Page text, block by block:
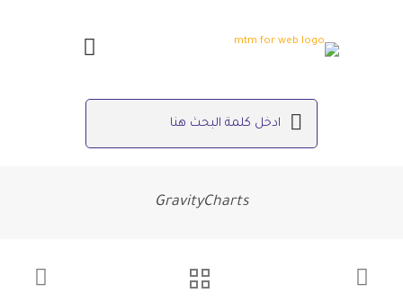
GravityCharts